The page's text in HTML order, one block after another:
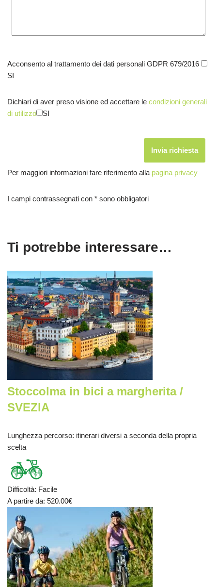
Acconsento al trattamento dei dati personali GDPR 679/2016
SI
Dichiari di aver preso visione ed accettare le condizioni generali
di utilizzo
SI
Per maggiori informazioni fare riferimento alla pagina privacy
I campi contrassegnati con * sono obbligatori
Ti potrebbe interessare…
Stoccolma in bici a margherita /
SVEZIA
Lunghezza percorso: itinerari diversi a seconda della propria
scelta
Difficoltà: Facile
A partire da: 520.00€